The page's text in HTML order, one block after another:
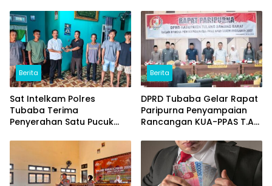
Potensi Ikan Lomou
Menjadi Prodak Unggulan
Berita
Sat Intelkam Polres
Tubaba Terima
Penyerahan Satu Pucuk
Masyarakat
Berita
DPRD Tubaba Gelar Rapat
Paripurna Penyampaian
Rancangan KUA-PPAS T.A